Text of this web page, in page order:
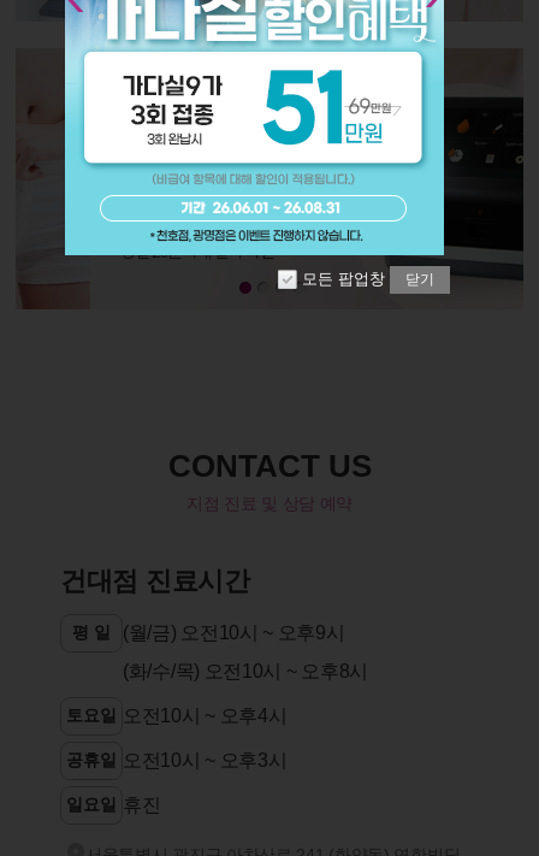
모든 팝업창 닫기
CONTACT US
지점 진료 및 상담 예약
건대점 진료시간
평 일
(월/금) 오전10시 ~ 오후9시
(화/수/목) 오전10시 ~ 오후8시
토요일 오전10시 ~ 오후4시
공휴일 오전10시 ~ 오후3시
일요일 휴진